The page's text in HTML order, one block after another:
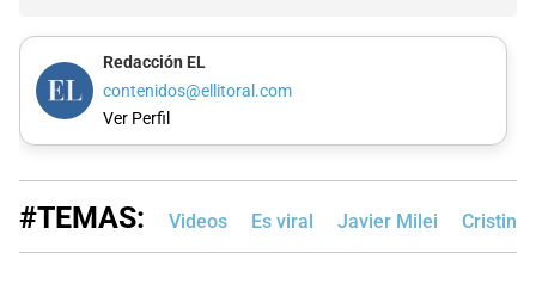
Redacción EL
contenidos@ellitoral.com
Ver Perfil
#TEMAS: Videos Es viral Javier Milei Cristina